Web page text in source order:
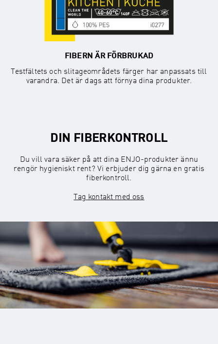
FIBERN ÄR FÖRBRUKAD
Testfältets och slitageområdets färger har anpassats till
varandra. Det är dags att förnya dina produkter.
DIN FIBERKONTROLL
Du vill vara säker på att dina ENJO-produkter ännu
rengör hygieniskt rent? Vi erbjuder dig gärna en gratis
fiberkontroll.
Tag kontakt med oss